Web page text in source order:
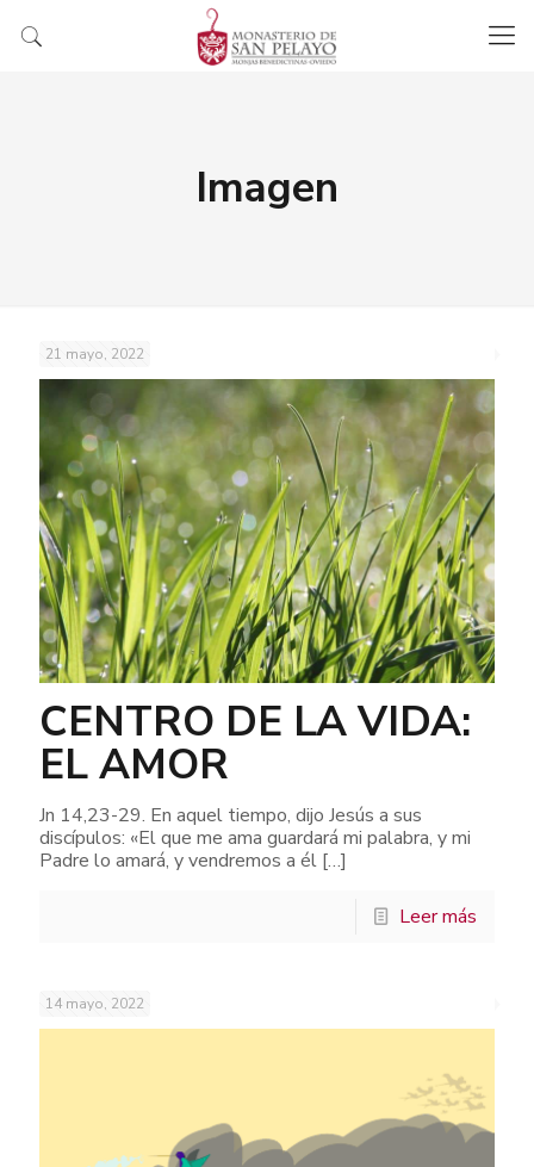
Imagen
21 mayo, 2022
CENTRO DE LA VIDA:
EL AMOR
Jn 14,23-29. En aquel tiempo, dijo Jesús a sus
discípulos: «El que me ama guardará mi palabra, y mi
Padre lo amará, y vendremos a él […]
Leer más
14 mayo, 2022